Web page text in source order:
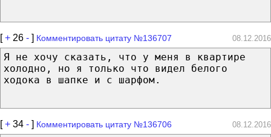
[+ 26 - ] Комментировать цитату №136707 08.12.2016
Я не хочу сказать, что у меня в квартире
холодно, но я только что видел белого
ходока в шапке и с шарфом.
[+ 34 - ] Комментировать цитату №136706 08.12.2016